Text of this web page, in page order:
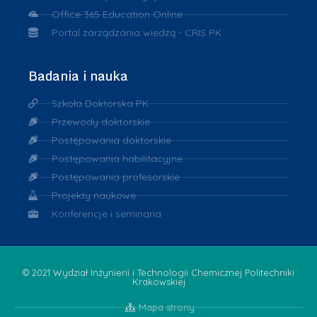
Office 365 Education Online
Portal zarządzania wiedzą - CRIS PK
Badania i nauka
Szkoła Doktorska PK
Przewody doktorskie
Postępowania doktorskie
Postępowania habilitacyjne
Postępowania profesorskie
Projekty naukowe
Konferencje i seminaria
© 2021 Wydział Inżynierii i Technologii Chemicznej Politechniki
Krakowskiej
Mapa strony